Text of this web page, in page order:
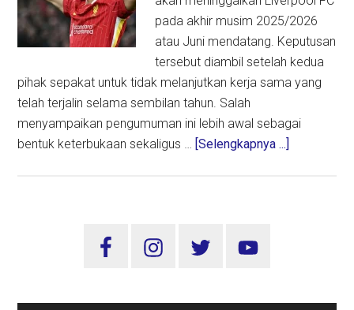
pada akhir musim 2025/2026
atau Juni mendatang. Keputusan
tersebut diambil setelah kedua
pihak sepakat untuk tidak melanjutkan kerja sama yang
telah terjalin selama sembilan tahun. Salah
menyampaikan pengumuman ini lebih awal sebagai
bentuk keterbukaan sekaligus … [Selengkapnya ...]
Sidebar